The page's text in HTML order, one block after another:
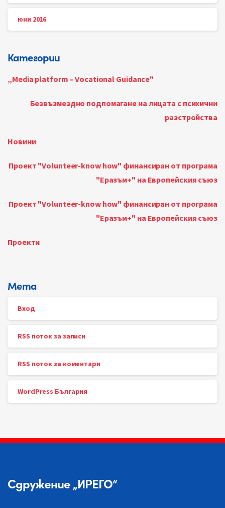
юни 2016
Категории
„Media platform – Vocational Guidance"
Безвъзмездно подпомагане на лицата с психични
разстройства
Новини
Проект "Volunteer-know how" финансиран от програма
"Еразъм+" на Европейския съюз
Проект "Volunteer-know how" финансиран от програма
"Еразъм+" на Европейския съюз
Проекти
Мета
Вход
RSS поток за записи
RSS поток за коментари
WordPress България
Сдружение „ИРЕГО“